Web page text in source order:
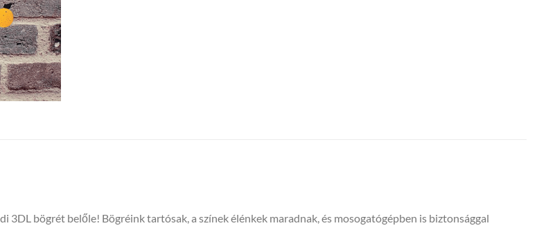
3DL bögrét belőle! Bögréink tartósak, a színek élénkek maradnak, és mosogatógépben is biztonsággal